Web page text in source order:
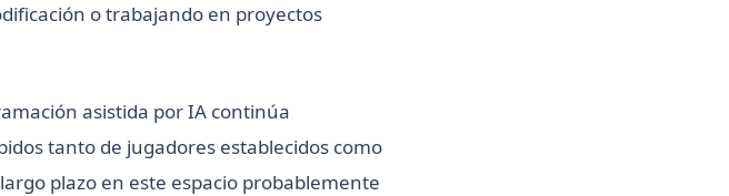
o trabajando en proyectos
asistida por IA continúa
tanto de jugadores establecidos como
plazo en este espacio probablemente